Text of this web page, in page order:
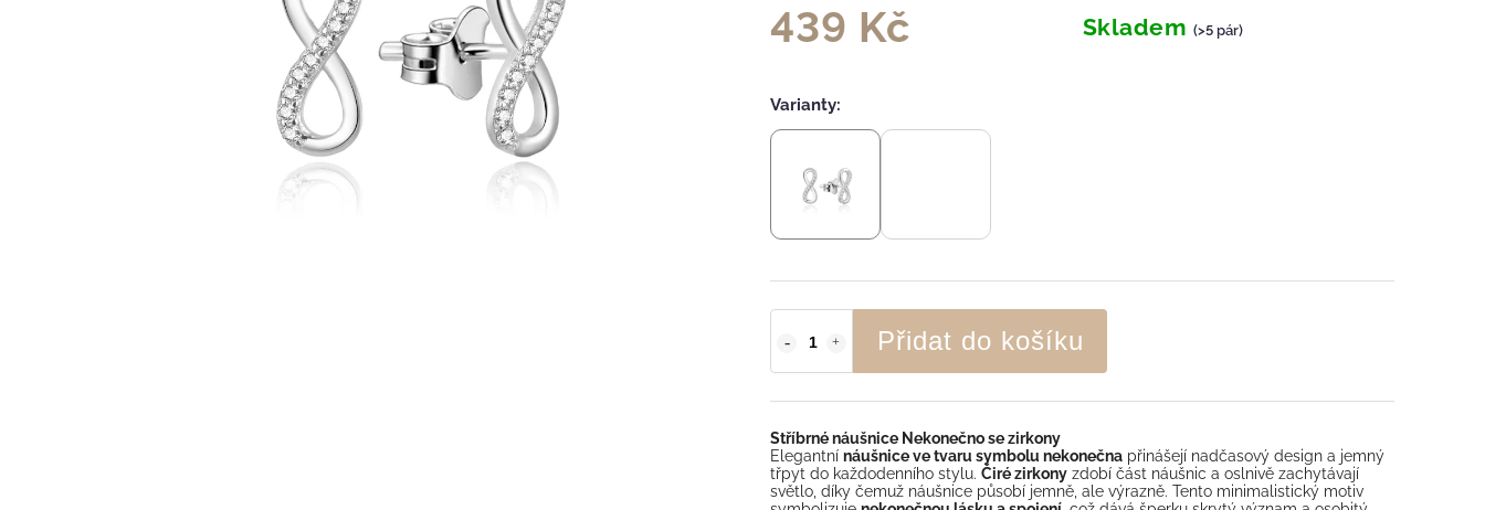
439 Kč Skladem (>5 pár)
Varianty:
Přidat do košíku
Stříbrné náušnice Nekonečno se zirkony
Elegantní náušnice ve tvaru symbolu nekonečna přinášejí nadčasový design a jemný
třpyt do každodenního stylu. Čiré zirkony zdobí část náušnic a oslnivě zachytávají
světlo, díky čemuž náušnice působí jemně, ale výrazně. Tento minimalistický motiv